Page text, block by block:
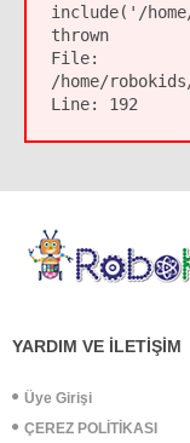
include('/
thrown
File:
/home/
Line:
192
YARDIM VE İLETİŞİM
Üye Girişi
ÇEREZ POLİTİKASI